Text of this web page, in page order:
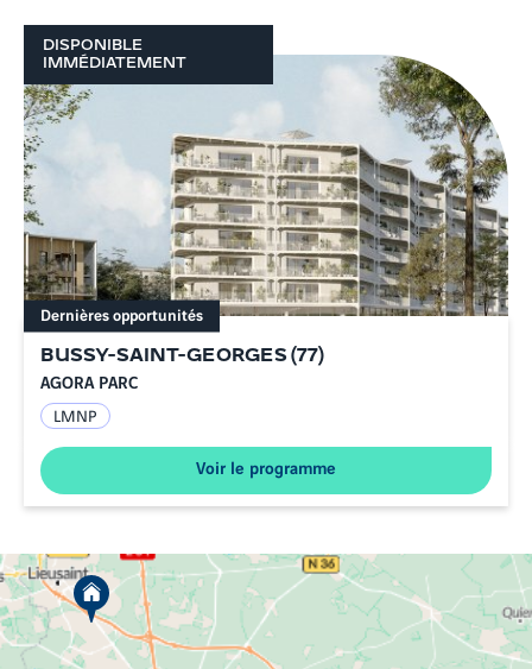
DISPONIBLE
IMMÉDIATEMENT
BUSSY-SAINT-GEORGES(77)
AGORA PARC
Dernières opportunités
LMNP
Voir le programme
Faites le choix d’un logement neuf en
Seine-et-Marne